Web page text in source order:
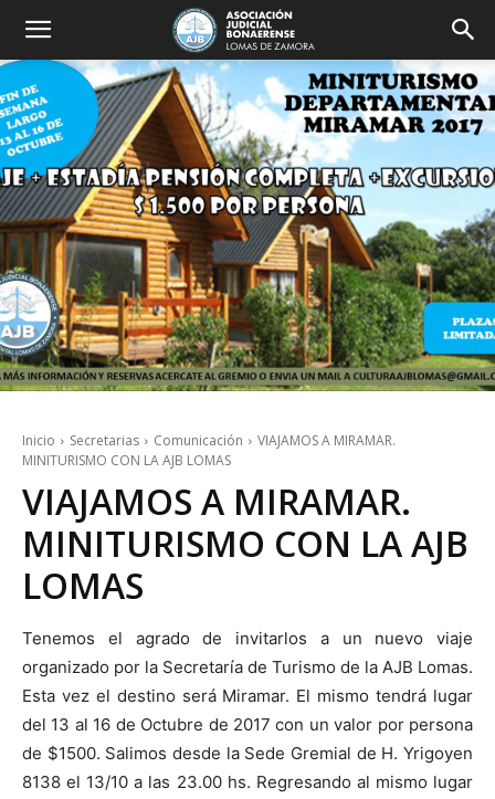
Inicio Secretarias Comunicación
VIAJAMOS A MIRAMAR.
MINITURISMO CON LA AJB LOMAS
VIAJAMOS A MIRAMAR.
MINITURISMO CON LA AJB
LOMAS
Tenemos el agrado de invitarlos a un nuevo viaje
organizado por la Secretaría de Turismo de la AJB Lomas.
Esta vez el destino será Miramar. El mismo tendrá lugar
del 13 al 16 de Octubre de 2017 con un valor por persona
de $1500. Salimos desde la Sede Gremial de H. Yrigoyen
8138 el 13/10 a las 23.00 hs. Regresando al mismo lugar